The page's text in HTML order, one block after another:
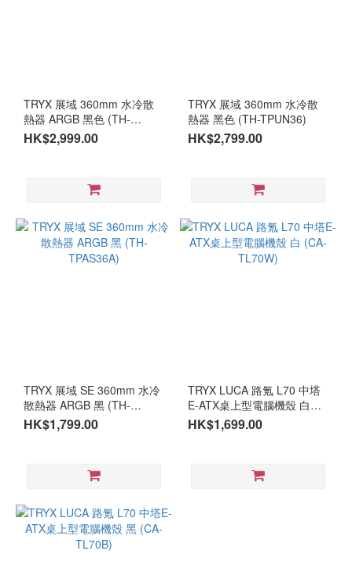
TRYX 展域 360mm 水冷散
熱器 ARGB 黑色 (TH-
TPUN36A)
HK$2,999.00
TRYX 展域 360mm 水冷散
熱器 黑色 (TH-TPUN36)
HK$2,799.00
TRYX 展域 SE 360mm 水冷
散熱器 ARGB 黑 (TH-
TPAS36A)
HK$1,799.00
TRYX LUCA 路氪 L70 中塔
E-ATX桌上型電腦機殼 白
(CA-TL70W)
HK$1,699.00